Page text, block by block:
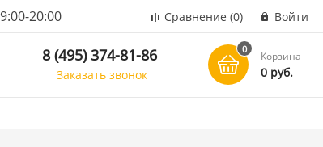
20:00 Сравнение (0) Войти
8 (495) 374-81-86
Заказать звонок
0
Корзина
0 руб.